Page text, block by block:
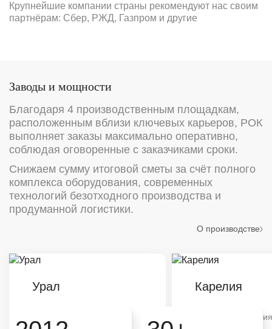
Крупнейшие компании страны рекомендуют нас своим
партнёрам: Сбер, РЖД, Газпром и другие
Заводы и мощности
Благодаря 4 производственным площадкам,
расположенным вблизи ключевых карьеров, РОК
выполняет заказы максимально оперативно,
соблюдая оговоренные с заказчиками сроки.
Снижаем сумму итоговой сметы за счёт полного
комплекса оборудования, современных
технологий безотходного производства и
продуманной логистики.
О производстве
Урал Карелия
Типовая продукция